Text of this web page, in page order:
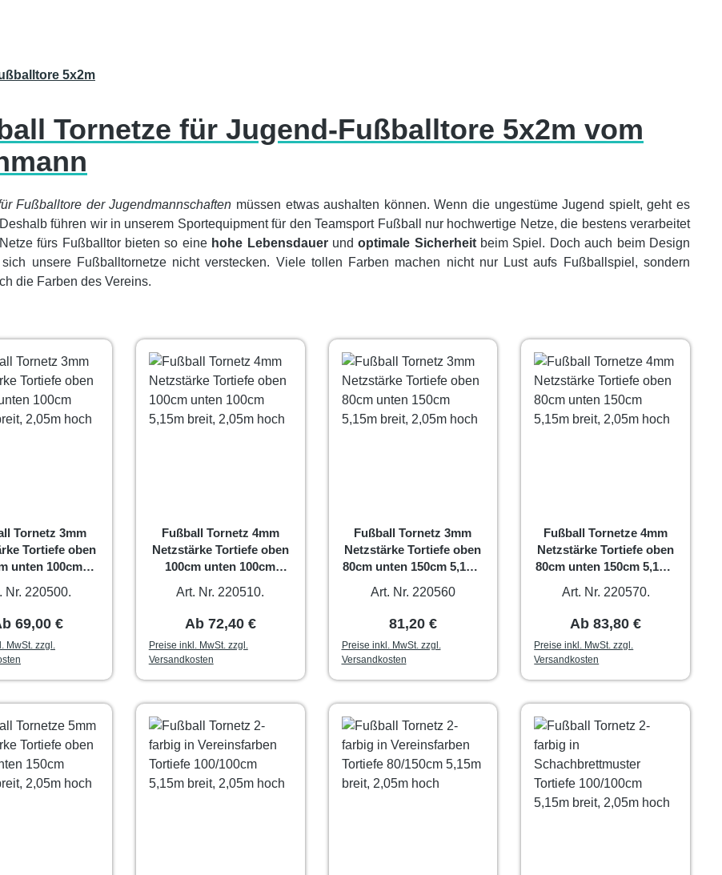
5x2m
Tornetze für Jugend-Fußballtore 5x2m vom
Fußballtore der Jugendmannschaften müssen etwas aushalten können. Wenn die ungestüme Jugend spielt, geht es
führen wir in unserem Sportequipment für den Teamsport Fußball nur hochwertige Netze, die bestens verarbeitet
fürs Fußballtor bieten so eine hohe Lebensdauerundoptimale Sicherheitbeim Spiel. Doch auch beim Design
sich unsere Fußballtornetze nicht verstecken. Viele tollen Farben machen nicht nur Lust aufs Fußballspiel, sondern
die Farben des Vereins.
Tornetz 3mm
Tortiefe oben
unten 100cm
Nr. 220500.
Preis:
69,00 €
MwSt. zzgl.
Fußball Tornetz 4mm
Netzstärke Tortiefe oben
100cm unten 100cm
Art. Nr. 220510.
Regulärer Preis:
Ab 72,40 €
Preise inkl. MwSt. zzgl.
Versandkosten
Fußball Tornetz 3mm
Netzstärke Tortiefe oben
80cm unten 150cm 5,15m
Art. Nr. 220560
Regulärer Preis:
81,20 €
Preise inkl. MwSt. zzgl.
Versandkosten
Fußball Tornetze 4mm
Netzstärke Tortiefe oben
80cm unten 150cm 5,15m
Art. Nr. 220570.
Regulärer Preis:
Ab83,80 €
Preise inkl. MwSt. zzgl.
Versandkosten